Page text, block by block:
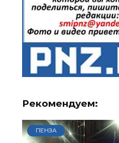
Рекомендуем:
ПЕНЗА